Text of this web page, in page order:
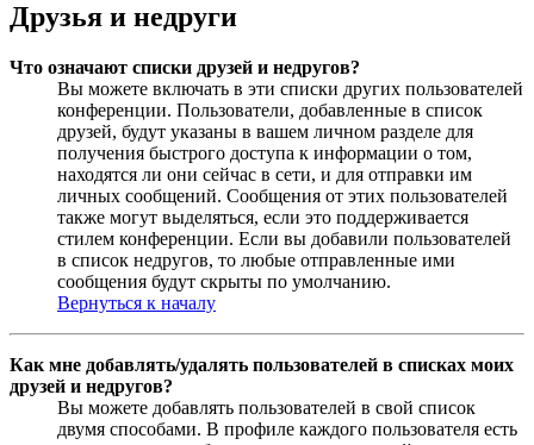
Друзья и недруги
Что означают списки друзей и недругов?
Вы можете включать в эти списки других пользователей
конференции. Пользователи, добавленные в список
друзей, будут указаны в вашем личном разделе для
получения быстрого доступа к информации о том,
находятся ли они сейчас в сети, и для отправки им
личных сообщений. Сообщения от этих пользователей
также могут выделяться, если это поддерживается
стилем конференции. Если вы добавили пользователей
в список недругов, то любые отправленные ими
сообщения будут скрыты по умолчанию.
Вернуться к началу
Как мне добавлять/удалять пользователей в списках моих
друзей и недругов?
Вы можете добавлять пользователей в свой список
двумя способами. В профиле каждого пользователя есть